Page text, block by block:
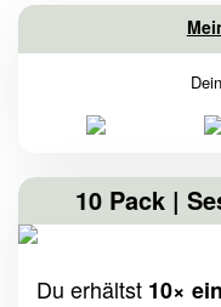
10 Pack |
Du erhältst 10×
Event-Location
EVENT
Stand-Up
KURSE